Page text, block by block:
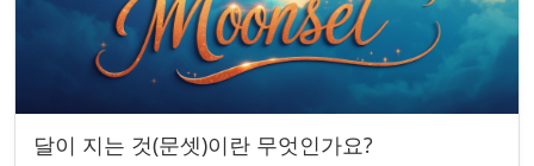
달이 지는 것(문셋)이란 무엇인가요?